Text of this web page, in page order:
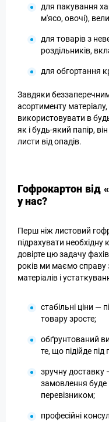
для пакування
м'ясо, овочі),
для товарів з
роздільників,
для обгортання
Завдяки
асортименту
використовувати в
як і будь-який папір,
листи від опадів.
Гофрокартон від
у нас?
Перш ніж листовий
підрахувати необхідну
довірте цю задачу
років ми маємо
матеріалів і
стабільні ціни —
товару зросте;
обґрунтований
те, що підійде
зручну доставку
замовлення буде
перевізником;
професійні